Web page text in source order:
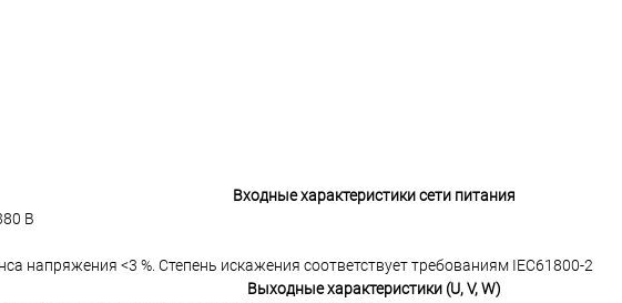
Входные характеристики сети питания
В
напряжения <3 %. Степень искажения соответствует требованиям IEC61800-2
Выходные характеристики (U, V, W)